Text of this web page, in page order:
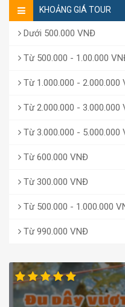
KHOẢNG GIÁ TOUR
Dưới 500.000 VNĐ
Từ 500.000 - 1.00.000
Từ 1.000.000 - 2.000.000
Từ 2.000.000 - 3.000.000
Từ 3.000.000 - 5.000.000
Từ 600.000 VNĐ
Từ 300.000 VNĐ
Từ 500.000 - 1.000.000
Từ 990.000 VNĐ